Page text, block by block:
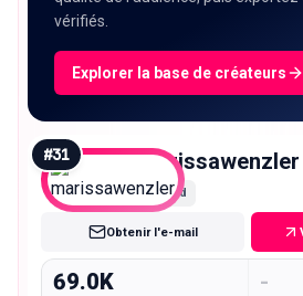
vérifiés.
Explorer la base de créateurs
#31 marissawenzler
Mid
Obtenir l'e-mail
69.0K -